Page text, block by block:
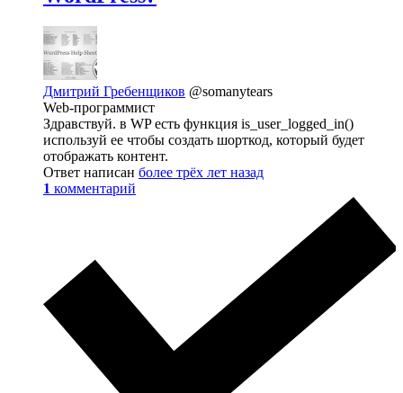
Дмитрий Гребенщиков @somanytears
Web-программист
Здравствуй. в WP есть функция is_user_logged_in()
используй ее чтобы создать шорткод, который будет
отображать контент.
Ответ написан более трёх лет назад
1 комментарий